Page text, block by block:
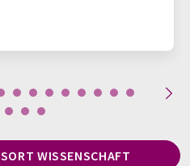
WISSENSCHAFT